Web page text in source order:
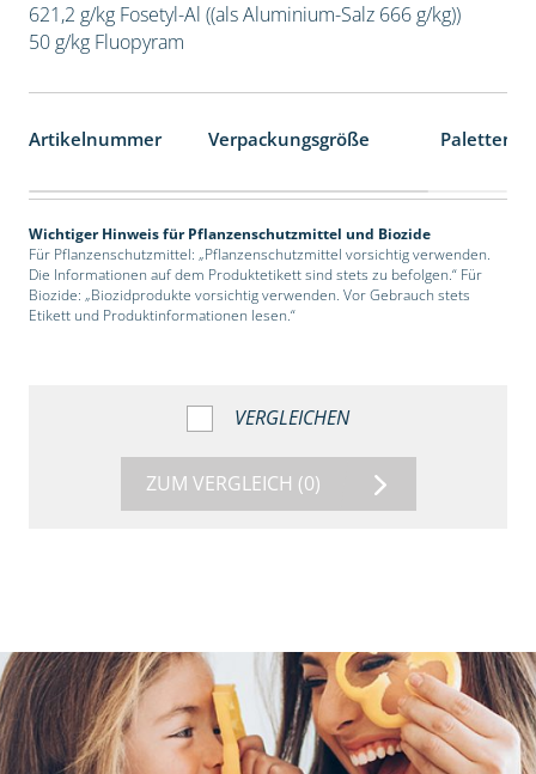
621,2 g/kg Fosetyl-Al ((als Aluminium-Salz 666 g/kg))
50 g/kg Fluopyram
Artikelnummer Verpackungsgröße
Wichtiger Hinweis für Pflanzenschutzmittel und Biozide
Für Pflanzenschutzmittel: „Pflanzenschutzmittel vorsichtig verwenden.
Die Informationen auf dem Produktetikett sind stets zu befolgen.“ Für
Biozide: „Biozidprodukte vorsichtig verwenden. Vor Gebrauch stets
Etikett und Produktinformationen lesen.“
VERGLEICHEN
ZUM VERGLEICH (0)